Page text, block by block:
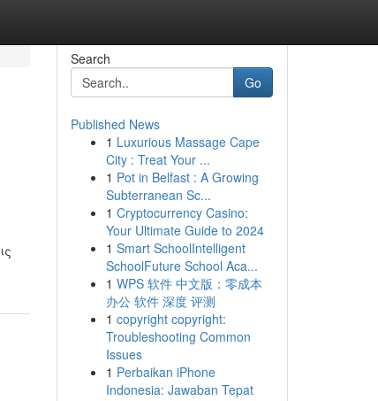
Search
Go
Published News
1 Luxurious Massage Cape
City : Treat Your ...
1 Pot in Belfast : A Growing
Subterranean Sc...
1 Cryptocurrency Casino:
Your Ultimate Guide to 2024
1 Smart SchoolIntelligent
SchoolFuture School Aca...
1 WPS 软件 中文版：零成本
办公 软件 深度 评测
1 copyright copyright:
Troubleshooting Common
Issues
1 Perbaikan iPhone
Indonesia: Jawaban Tepat